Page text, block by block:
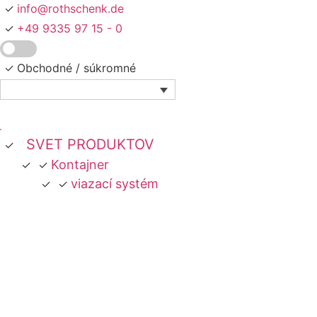
Preskočiť
na
obsah
info@rothschenk.de
+49 9335 97 15 - 0
Obchodné / súkromné
SVET PRODUKTOV
Kontajner
viazací systém